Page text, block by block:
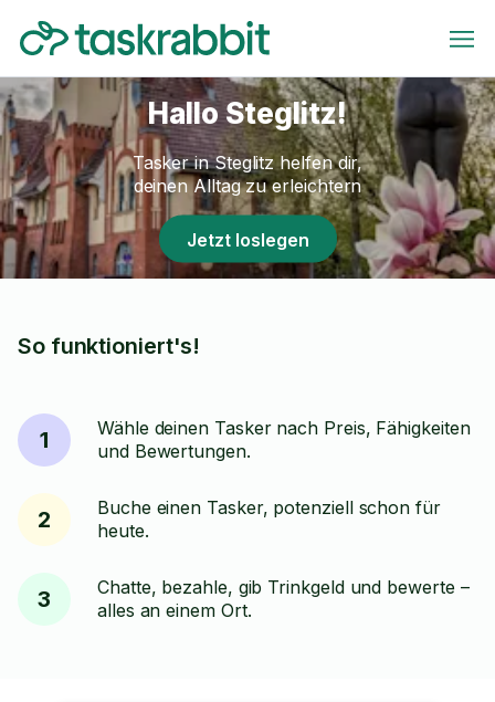
Hallo Steglitz!
Tasker in Steglitz helfen dir,
deinen Alltag zu erleichtern
Jetzt loslegen
So funktioniert's!
1
Wähle deinen Tasker nach Preis, Fähigkeiten
und Bewertungen.
2
Buche einen Tasker, potenziell schon für
heute.
3
Chatte, bezahle, gib Trinkgeld und bewerte –
alles an einem Ort.